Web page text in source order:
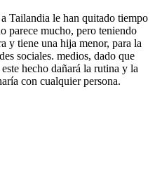
Tailandia le han quitado tiempo
parece mucho, pero teniendo
y tiene una hija menor, para la
sociales. medios, dado que
hecho dañará la rutina y la
con cualquier persona.